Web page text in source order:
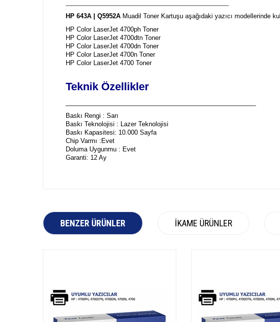
HP 643A | Q5952A Muadil Toner Kartuşu aşağıdaki yazıcı modellerinde
HP Color LaserJet 4700ph Toner
HP Color LaserJet 4700dtn Toner
HP Color LaserJet 4700dn Toner
HP Color LaserJet 4700n Toner
HP Color LaserJet 4700 Toner
Teknik Özellikler
Baskı Rengi : Sarı
Baskı Teknolojisi : Lazer Teknolojisi
Baskı Kapasitesi: 10.000 Sayfa
Chip Varmı :Evet
Doluma Uygunmu : Evet
Garanti: 12 Ay
BENZER ÜRÜNLER İKAME ÜRÜNLER